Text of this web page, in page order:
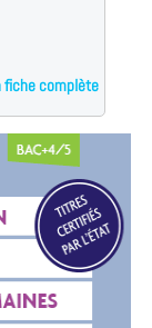
fiche complète